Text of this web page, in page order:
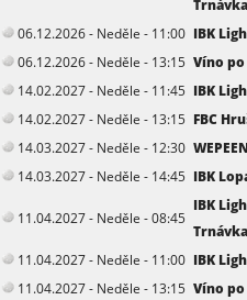
Trnávka
06.12.2026 - Neděle - 11:00 IBK
06.12.2026 - Neděle - 13:15 Víno
14.02.2027 - Neděle - 11:45 IBK
14.02.2027 - Neděle - 13:15 FBC
14.03.2027 - Neděle - 12:30
14.03.2027 - Neděle - 14:45 IBK
11.04.2027 - Neděle - 08:45
IBK
Trnávka
11.04.2027 - Neděle - 11:00 IBK
11.04.2027 - Neděle - 13:15 Víno